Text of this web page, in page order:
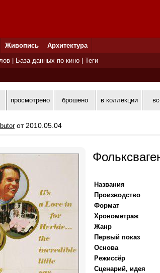
Живопись Архитектура
База данных по кино
Теги
просмотрено брошено в коллекции
от 2010.05.04
Названия
Производство
Формат
Хронометраж
Жанр
Первый показ
Основа
Режиссёр
Сценарий, идея